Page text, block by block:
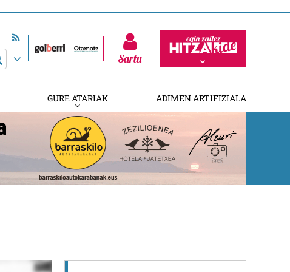
Sartu
GURE ATARIAK ADIMEN ARTIFIZIALA